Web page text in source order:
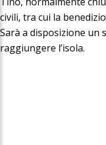
civili, tra cui la
Sarà a disposizione un
raggiungere l’isola.